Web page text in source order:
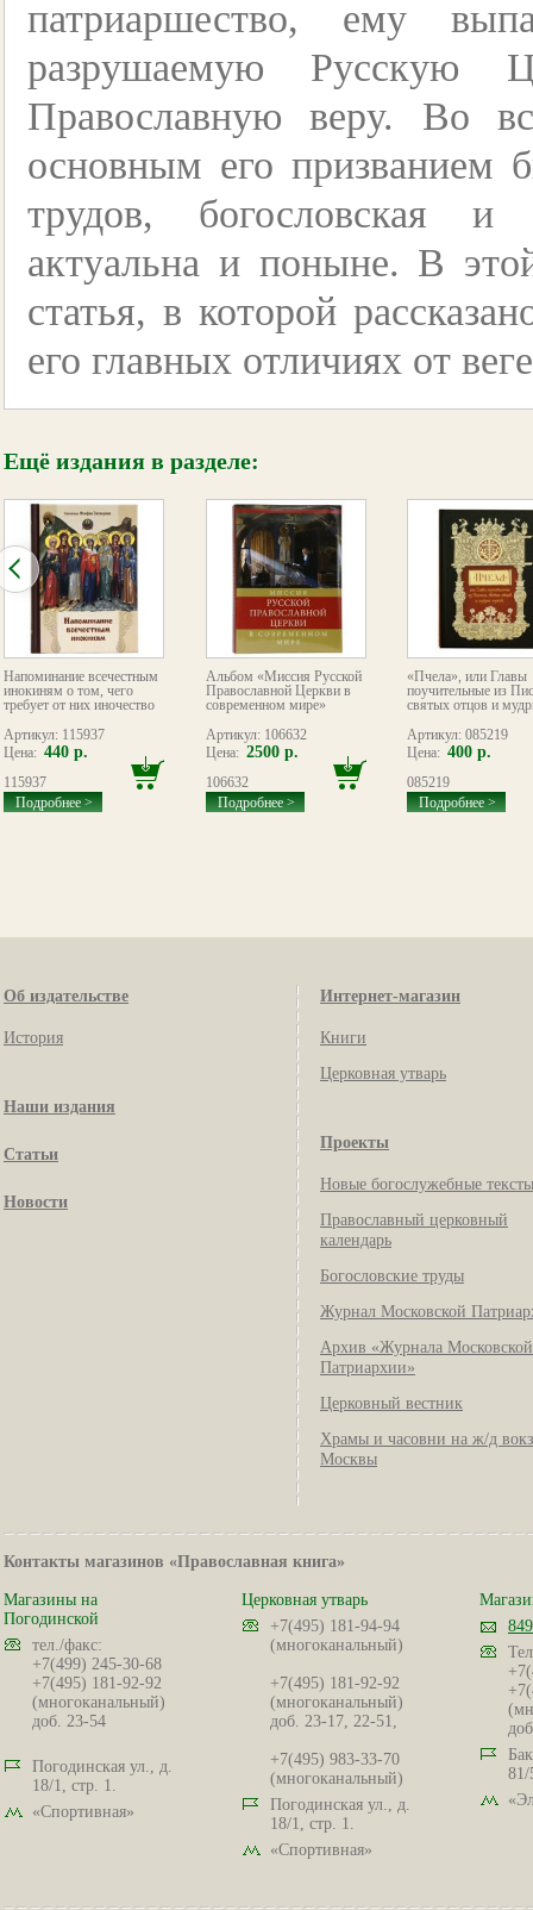
патриаршество, ему
разрушаемую Русскую
Православную веру. Во
основным его призванием
трудов, богословская и
актуальна и поныне. В
статья, в которой
его главных отличиях от
Ещё издания в разделе:
Напоминание всечестным
инокиням о том, чего
требует от них иночество
Артикул: 115937
Цена: 440 р.
115937
Подробнее >
Альбом «Миссия Русской
Православной Церкви в
современном мире»
Артикул: 106632
Цена: 2500 р.
106632
Подробнее >
«Пчела», или Главы
поучительные из
святых отцов и
Артикул: 085219
Цена: 400 р.
085219
Подробнее >
Об издательстве
История
Наши издания
Статьи
Новости
Интернет-магазин
Книги
Церковная утварь
Проекты
Новые богослужебные тексты
Православный церковный
календарь
Богословские труды
Журнал Московской
Архив «Журнала Московской
Патриархии»
Церковный вестник
Храмы и часовни на ж/д
Москвы
Контакты магазинов «Православная книга»
Магазины на
Погодинской
тел./факс:
+7(499) 245-30-68
+7(495) 181-92-92
(многоканальный)
доб. 23-54
Погодинская ул., д.
18/1, стр. 1.
«Спортивная»
Церковная утварь
+7(495) 181-94-94
(многоканальный)
+7(495) 181-92-92
(многоканальный)
доб. 23-17, 22-51,
+7(495) 983-33-70
(многоканальный)
Погодинская ул., д.
18/1, стр. 1.
«Спортивная»
81/